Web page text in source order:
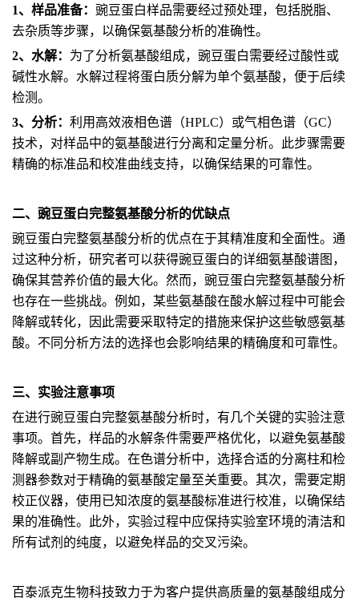
1、样品准备： 豌豆蛋白样品需要经过预处理，包括脱脂、
去杂质等步骤，以确保氨基酸分析的准确性。
2、水解： 为了分析氨基酸组成，豌豆蛋白需要经过酸性或
碱性水解。水解过程将蛋白质分解为单个氨基酸，便于后续
检测。
3、分析： 利用高效液相色谱（HPLC）或气相色谱（GC）
技术，对样品中的氨基酸进行分离和定量分析。此步骤需要
精确的标准品和校准曲线支持，以确保结果的可靠性。
二、豌豆蛋白完整氨基酸分析的优缺点
豌豆蛋白完整氨基酸分析的优点在于其精准度和全面性。通
过这种分析，研究者可以获得豌豆蛋白的详细氨基酸谱图，
确保其营养价值的最大化。然而，豌豆蛋白完整氨基酸分析
也存在一些挑战。例如，某些氨基酸在酸水解过程中可能会
降解或转化，因此需要采取特定的措施来保护这些敏感氨基
酸。不同分析方法的选择也会影响结果的精确度和可靠性。
三、实验注意事项
在进行豌豆蛋白完整氨基酸分析时，有几个关键的实验注意
事项。首先，样品的水解条件需要严格优化，以避免氨基酸
降解或副产物生成。在色谱分析中，选择合适的分离柱和检
测器参数对于精确的氨基酸定量至关重要。其次，需要定期
校正仪器，使用已知浓度的氨基酸标准进行校准，以确保结
果的准确性。此外，实验过程中应保持实验室环境的清洁和
所有试剂的纯度，以避免样品的交叉污染。
百泰派克生物科技致力于为客户提供高质量的氨基酸组成分